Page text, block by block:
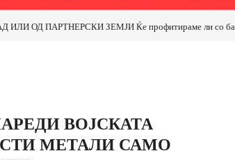
ВОЈСКАТА
МЕТАЛИ САМО